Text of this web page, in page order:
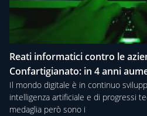
Reati informatici contro le
Confartigianato: in 4 anni
Il mondo digitale è in continuo
intelligenza artificiale e di progressi
medaglia però sono i